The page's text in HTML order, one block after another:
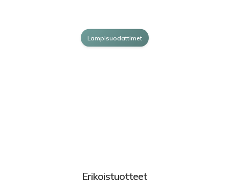
Lampisuodattimet
Erikoistuotteet